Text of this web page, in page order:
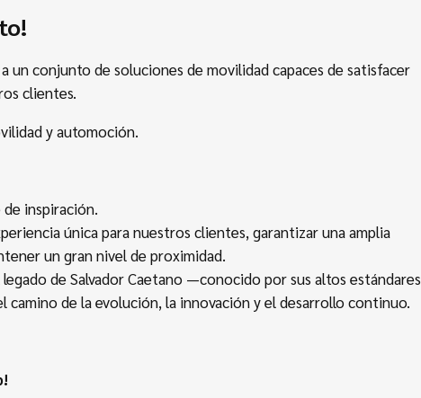
un conjunto de soluciones de movilidad capaces de satisfacer
clientes.
y automoción.
inspiración.
única para nuestros clientes, garantizar una amplia
un gran nivel de proximidad.
de Salvador Caetano —conocido por sus altos estándares
camino de la evolución, la innovación y el desarrollo continuo.